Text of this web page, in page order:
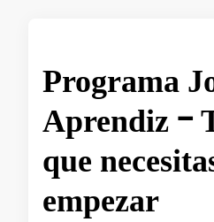
Programa
Aprendiz –
que
empezar